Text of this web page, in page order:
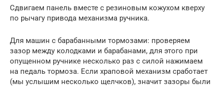
Сдвигаем панель вместе с резиновым кожухом кверху
по рычагу привода механизма ручника.
Для машин с барабанными тормозами: проверяем
зазор между колодками и барабанами, для этого при
опущенном ручнике несколько раз с силой нажимаем
на педаль тормоза. Если храповой механизм сработает
(мы услышим несколько щелчков), значит зазоры были